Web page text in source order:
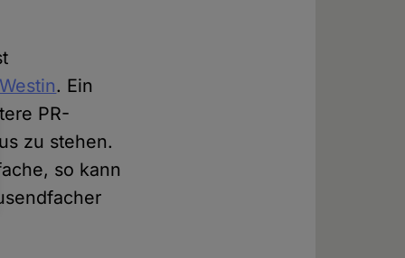
. Ein
PR-
zu stehen.
so kann